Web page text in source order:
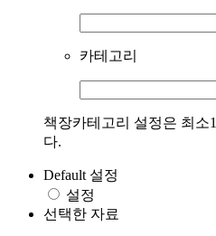
카테고리
책장카테고리 설정은 최소
다.
Default 설정
설정
선택한 자료